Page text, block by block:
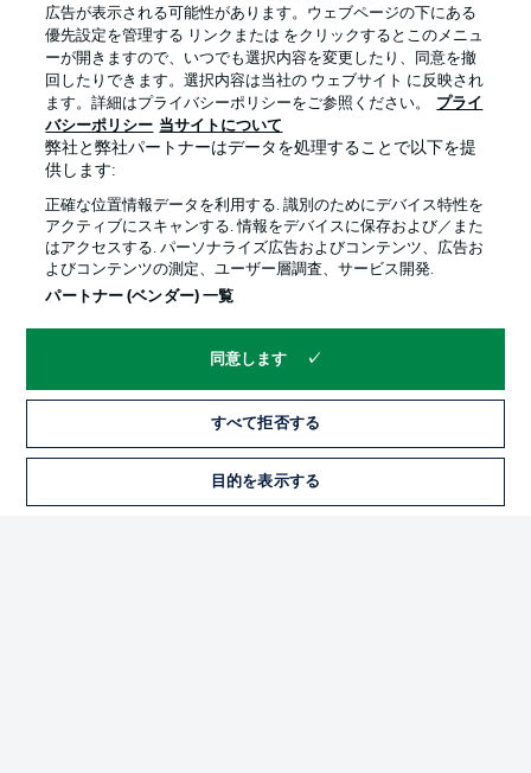
BUNDESLIGA APP
Official Partners
プライバシー・ポリシー 優先設定を管理する
広告が表示される可能性があります。ウェブページの下にある
優先設定を管理する リンクまたは をクリックするとこのメニュ
ーが開きますので、いつでも選択内容を変更したり、同意を撤
回したりできます。選択内容は当社の ウェブサイト に反映され
ます。詳細はプライバシーポリシーをご参照ください。
プライ
バシーポリシー 当サイトについて
弊社と弊社パートナーはデータを処理することで以下を提
供します:
正確な位置情報データを利用する. 識別のためにデバイス特性を
アクティブにスキャンする. 情報をデバイスに保存および／また
はアクセスする. パーソナライズ広告およびコンテンツ、広告お
よびコンテンツの測定、ユーザー層調査、サービス開発.
パートナー (ベンダー) 一覧
同意します
すべて拒否する
目的を表示する